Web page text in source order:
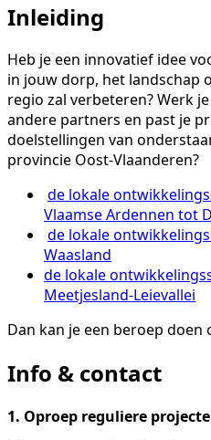
Inleiding
Heb je een innovatief idee
in jouw dorp, het landschap
regio zal verbeteren? Werk
andere partners en past je
doelstellingen van
provincie Oost-Vlaanderen?
de lokale
Vlaamse Ardennen tot
de lokale
Waasland
de lokale
Meetjesland-Leievallei
Dan kan je een beroep doen
Info & contact
1. Oproep reguliere